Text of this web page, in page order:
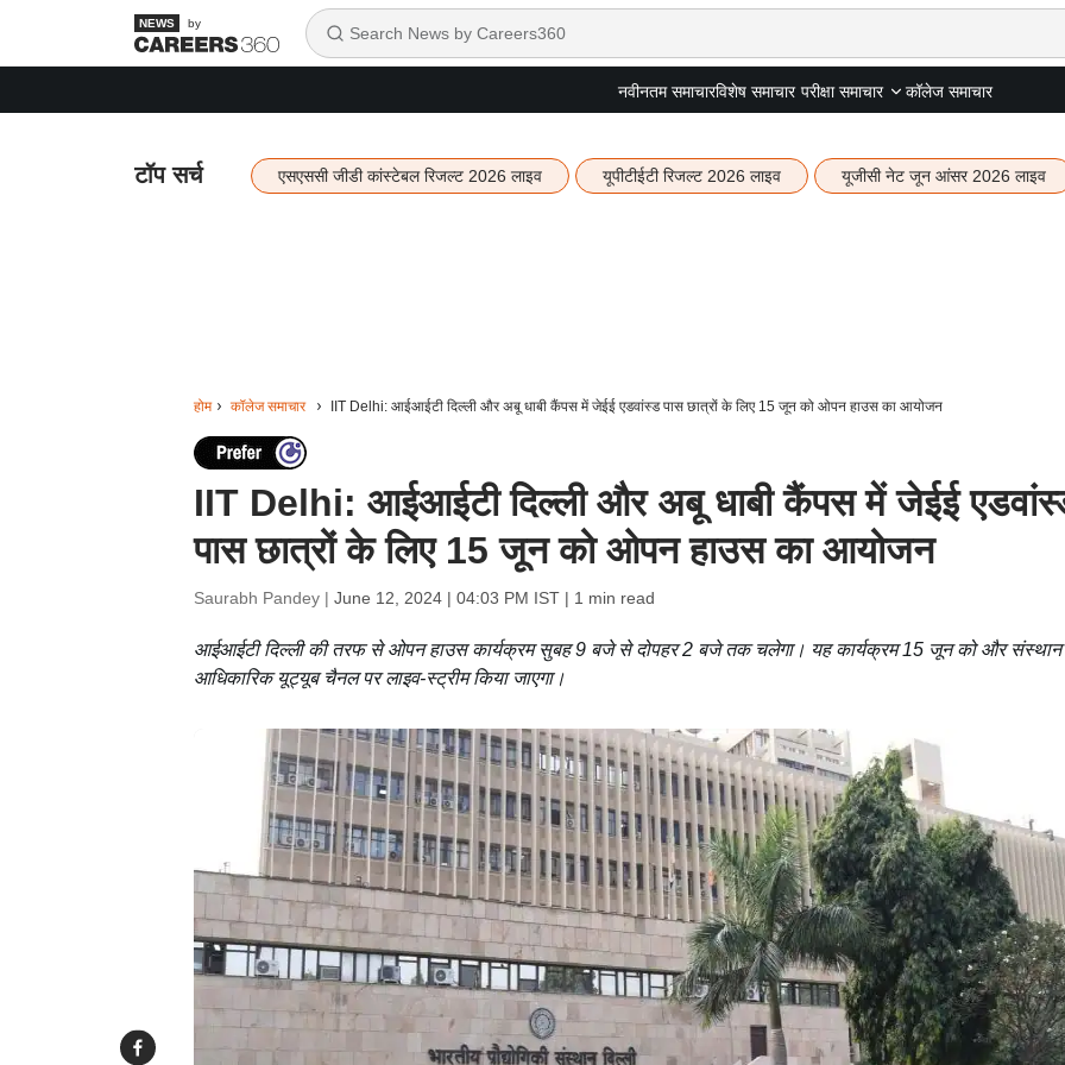
by
नवीनतम समाचारविशेष समाचार परीक्षा समाचार कॉलेज समाचार
टॉप सर्च एसएससी जीडी कांस्टेबल रिजल्ट 2026 लाइव यूपीटीईटी रिजल्ट 2026 लाइव यूजीसी नेट जून आंसर 2026 लाइव
होम कॉलेज समाचार IIT Delhi: आईआईटी दिल्ली और अबू धाबी कैंपस में जेईई एडवांस्ड पास छात्रों के लिए 15 जून को ओपन हाउस का आयोजन
IIT Delhi: आईआईटी दिल्ली और अबू धाबी कैंपस में जेईई
पास छात्रों के लिए 15 जून को ओपन हाउस का आयोजन
Saurabh Pandey | June 12, 2024 | 04:03 PM IST| 1 min read
आईआईटी दिल्ली की तरफ से ओपन हाउस कार्यक्रम सुबह 9 बजे से दोपहर 2 बजे तक चलेगा। यह कार्यक्रम 15 जून को और
आधिकारिक यूट्यूब चैनल पर लाइव-स्ट्रीम किया जाएगा।